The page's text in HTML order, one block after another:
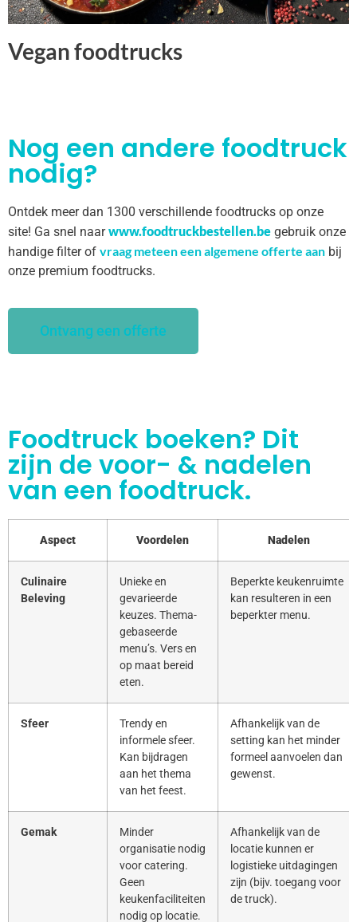
Vegan foodtrucks
Nog een andere foodtruck
nodig?
Ontdek meer dan 1300 verschillende foodtrucks op onze
site! Ga snel naarwww.foodtruckbestellen.be gebruik onze
handige filter of vraag meteen een algemene offerte aan bij
onze premium foodtrucks.
Ontvang een offerte
Foodtruck boeken? Dit
zijn de voor- & nadelen
van een foodtruck.
Aspect Voordelen Nadelen
Culinaire
Beleving
Unieke en
gevarieerde
keuzes. Thema-
gebaseerde
menu’s. Vers en
op maat bereid
eten.
Beperkte keukenruimte
kan resulteren in een
beperkter menu.
Sfeer
Trendy en
informele sfeer.
Kan bijdragen
aan het thema
van het feest.
Afhankelijk van de
setting kan het minder
formeel aanvoelen dan
gewenst.
Gemak
Minder
organisatie nodig
voor catering.
Geen
keukenfaciliteiten
nodig op locatie.
Afhankelijk van de
locatie kunnen er
logistieke uitdagingen
zijn (bijv. toegang voor
de truck).